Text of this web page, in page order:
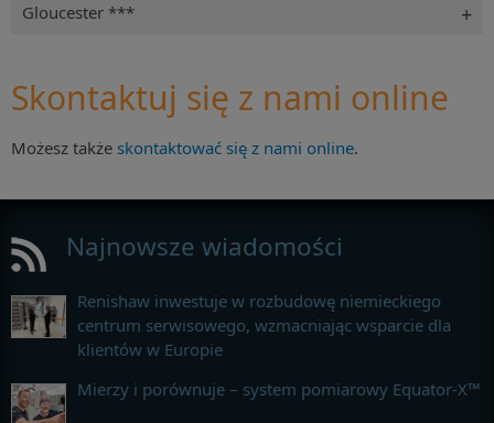
Gloucester ***
Skontaktuj się z nami online
Możesz także skontaktować się z nami online.
Najnowsze wiadomości
Renishaw inwestuje w rozbudowę niemieckiego
centrum serwisowego, wzmacniając wsparcie dla
klientów w Europie
Mierzy i porównuje – system pomiarowy Equator-X™